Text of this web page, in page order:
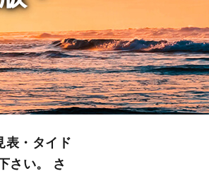
表・タイド
さい。 さ